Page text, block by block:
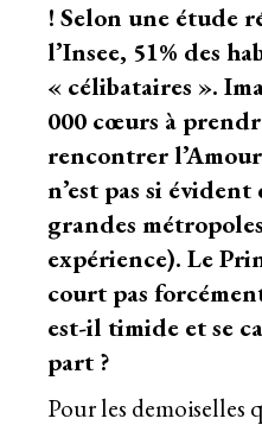
! Selon une étude
l’Insee, 51% des
« célibataires ».
000 cœurs à
rencontrer
n’est pas si évident
grandes
expérience). Le
court pas
est-il timide et se
part ?
Pour les demoiselles